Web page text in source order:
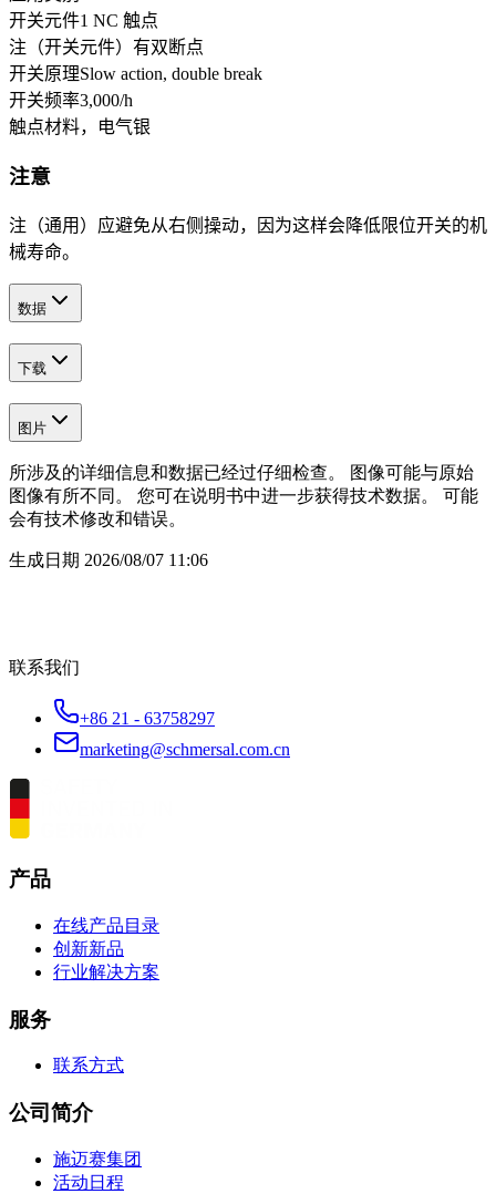
开关元件1 NC 触点
注（开关元件） 有双断点
开关原理Slow action, double break
开关频率3,000/h
触点材料，电气银
注意
注（通用） 应避免从右侧操动，因为这样会降低限位开关的机
械寿命。
数据
下载
图片
所涉及的详细信息和数据已经过仔细检查。 图像可能与原始
图像有所不同。 您可在说明书中进一步获得技术数据。 可能
会有技术修改和错误。
生成日期 2026/08/07 11:06
联系我们
+86 21 - 63758297
marketing@schmersal.com.cn
产品
在线产品目录
创新新品
行业解决方案
服务
联系方式
公司简介
施迈赛集团
活动日程